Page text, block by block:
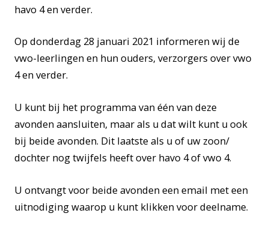
havo 4 en verder.
Op donderdag 28 januari 2021 informeren wij de
vwo-leerlingen en hun ouders, verzorgers over vwo
4 en verder.
U kunt bij het programma van één van deze
avonden aansluiten, maar als u dat wilt kunt u ook
bij beide avonden. Dit laatste als u of uw zoon/
dochter nog twijfels heeft over havo 4 of vwo 4.
U ontvangt voor beide avonden een email met een
uitnodiging waarop u kunt klikken voor deelname.